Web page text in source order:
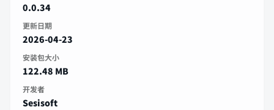
0.0.34
更新日期
2026-04-23
安装包大小
122.48 MB
开发者
Sesisoft